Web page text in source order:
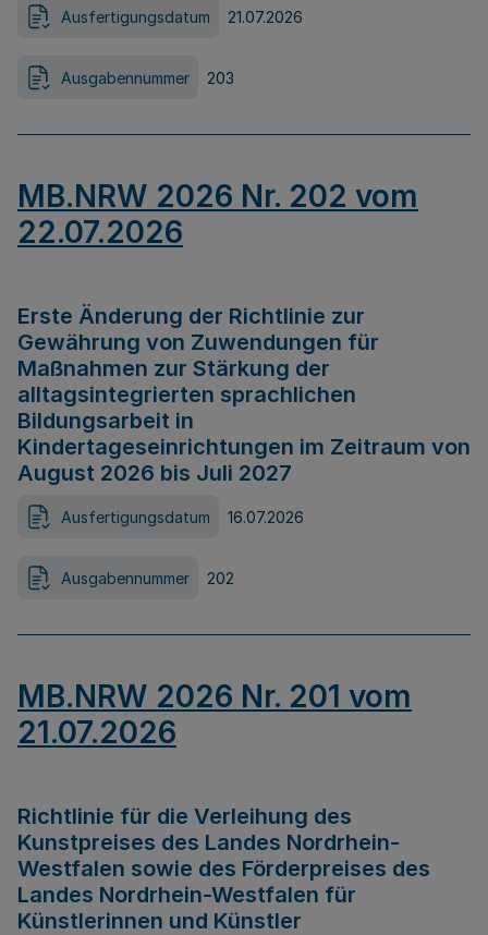
Ausfertigungsdatum 21.07.2026
Ausgabennummer 203
MB.NRW 2026 Nr. 202 vom
22.07.2026
Erste Änderung der Richtlinie zur
Gewährung von Zuwendungen für
Maßnahmen zur Stärkung der
alltagsintegrierten sprachlichen
Bildungsarbeit in
Kindertageseinrichtungen im Zeitraum von
August 2026 bis Juli 2027
Ausfertigungsdatum 16.07.2026
Ausgabennummer 202
MB.NRW 2026 Nr. 201 vom
21.07.2026
Richtlinie für die Verleihung des
Kunstpreises des Landes Nordrhein-
Westfalen sowie des Förderpreises des
Landes Nordrhein-Westfalen für
Künstlerinnen und Künstler